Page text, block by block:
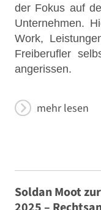
der Fokus auf
Unternehmen.
Work,
Freiberufler
angerissen.
mehr lesen
Soldan Moot